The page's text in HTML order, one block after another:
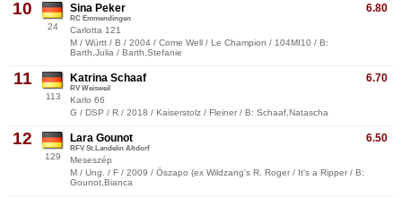
10
24
6.80
Sina Peker
RC Emmendingen
Carlotta 121
M / Württ / B / 2004 / Come Well / Le Champion / 104MI10 / B:
Barth,Julia / Barth,Stefanie
11
113
6.70
Katrina Schaaf
RV Weisweil
Karlo 66
G / DSP / R / 2018 / Kaiserstolz / Fleiner / B: Schaaf,Natascha
12
129
6.50
Lara Gounot
RFV St.Landelin Altdorf
Meseszép
M / Ung. / F / 2009 / Öszapo (ex Wildzang's R. Roger / It's a Ripper / B:
Gounot,Bianca